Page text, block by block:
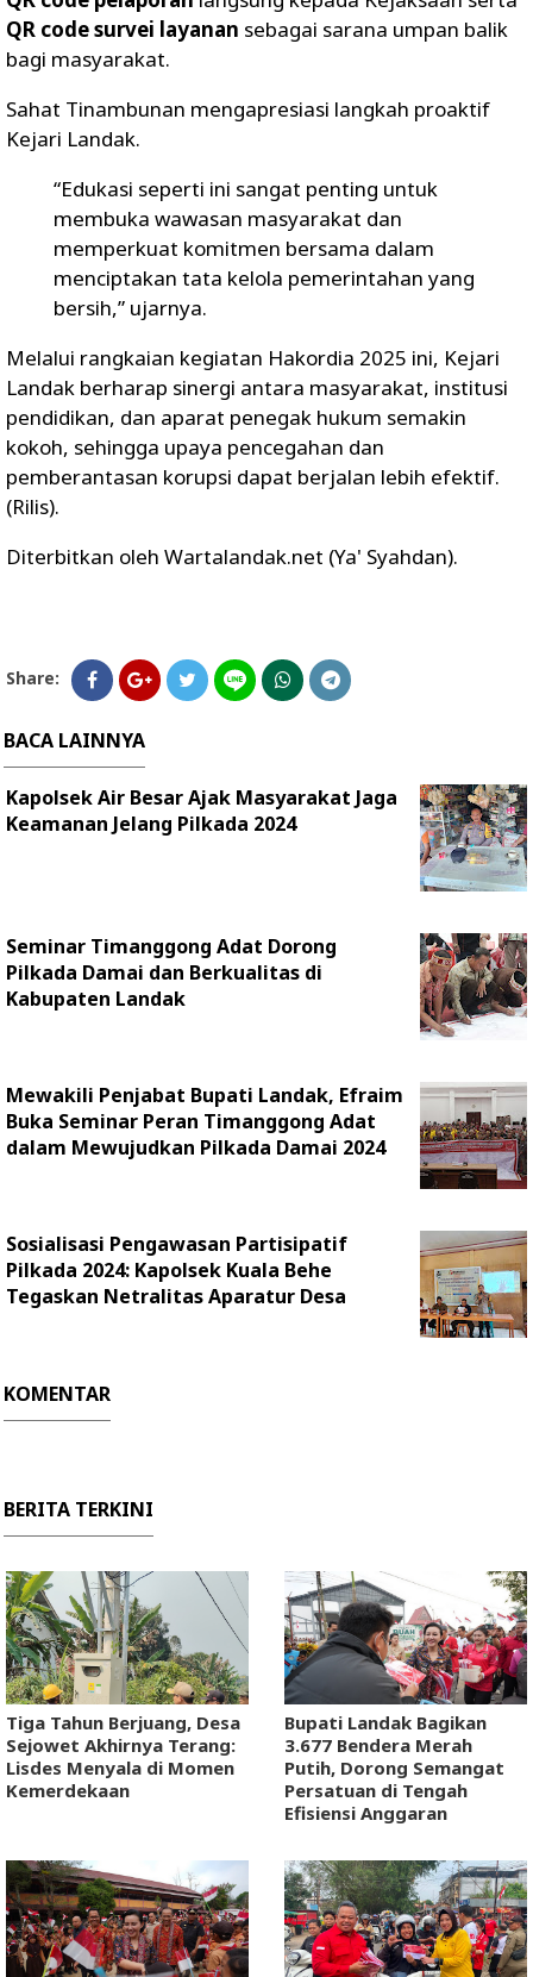
QR code survei layanan sebagai sarana umpan balik
bagi masyarakat.
Sahat Tinambunan mengapresiasi langkah proaktif
Kejari Landak.
“Edukasi seperti ini sangat penting untuk
membuka wawasan masyarakat dan
memperkuat komitmen bersama dalam
menciptakan tata kelola pemerintahan yang
bersih,” ujarnya.
Melalui rangkaian kegiatan Hakordia 2025 ini, Kejari
Landak berharap sinergi antara masyarakat, institusi
pendidikan, dan aparat penegak hukum semakin
kokoh, sehingga upaya pencegahan dan
pemberantasan korupsi dapat berjalan lebih efektif.
(Rilis).
Diterbitkan oleh Wartalandak.net (Ya' Syahdan).
Share:
BACA LAINNYA
Kapolsek Air Besar Ajak Masyarakat Jaga
Keamanan Jelang Pilkada 2024
Seminar Timanggong Adat Dorong
Pilkada Damai dan Berkualitas di
Kabupaten Landak
Mewakili Penjabat Bupati Landak, Efraim
Buka Seminar Peran Timanggong Adat
dalam Mewujudkan Pilkada Damai 2024
Sosialisasi Pengawasan Partisipatif
Pilkada 2024: Kapolsek Kuala Behe
Tegaskan Netralitas Aparatur Desa
KOMENTAR
BERITA TERKINI
Tiga Tahun Berjuang, Desa
Sejowet Akhirnya Terang:
Lisdes Menyala di Momen
Kemerdekaan
Bupati Landak Bagikan
3.677 Bendera Merah
Putih, Dorong Semangat
Persatuan di Tengah
Efisiensi Anggaran